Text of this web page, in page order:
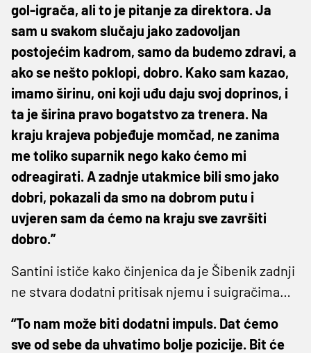
gol-igrača, ali to je pitanje za direktora. Ja
sam u svakom slučaju jako zadovoljan
postojećim kadrom, samo da budemo zdravi, a
ako se nešto poklopi, dobro. Kako sam kazao,
imamo širinu, oni koji uđu daju svoj doprinos, i
ta je širina pravo bogatstvo za trenera. Na
kraju krajeva pobjeđuje momčad, ne zanima
me toliko suparnik nego kako ćemo mi
odreagirati. A zadnje utakmice bili smo jako
dobri, pokazali da smo na dobrom putu i
uvjeren sam da ćemo na kraju sve završiti
dobro.”
Santini ističe kako činjenica da je Šibenik zadnji
ne stvara dodatni pritisak njemu i suigračima…
“To nam može biti dodatni impuls. Dat ćemo
sve od sebe da uhvatimo bolje pozicije. Bit će